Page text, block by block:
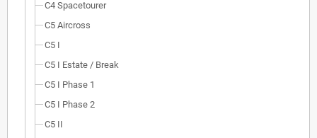
C4 Spacetourer
C5 Aircross
C5 I
C5 I Estate / Break
C5 I Phase 1
C5 I Phase 2
C5 II